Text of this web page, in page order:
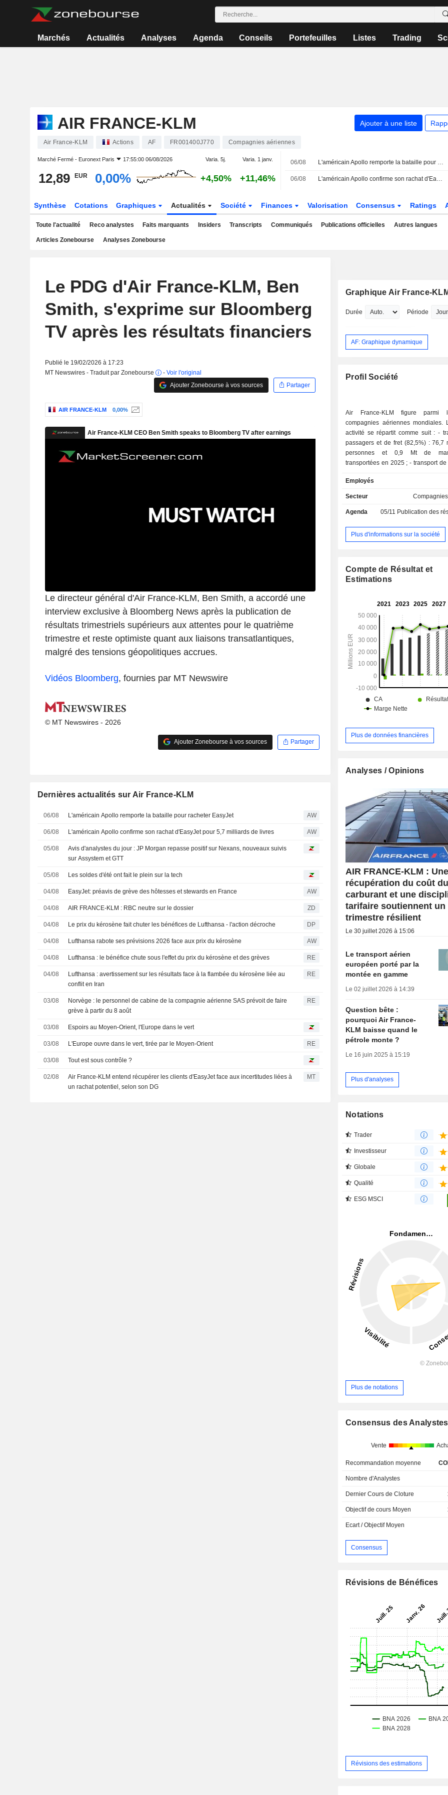
Marchés Actualités Analyses Agenda Conseils Portefeuilles Listes Trading
AIR FRANCE-KLM Ajouter à une liste
Air France-KLM Actions AF FR001400J770 Compagnies aériennes
Marché Fermé - Euronext Paris 17:55:00 06/08/2026 Varia. 5j. Varia. 1 janv.
12,89 EUR 0,00% +4,50% +11,46%
06/08 L'américain Apollo remporte la bataille pour racheter EasyJet
06/08 L'américain Apollo confirme son rachat d'EasyJet pour 5,7 milliards de livres
Synthèse Cotations Graphiques Actualités Société Finances Valorisation Consensus Ratings
Toute l'actualité Reco analystes Faits marquants Insiders Transcripts Communiqués Publications officielles Autres langues
Articles Zonebourse Analyses Zonebourse
Le PDG d'Air France-KLM, Ben
Smith, s'exprime sur Bloomberg
TV après les résultats financiers
Publié le 19/02/2026 à 17:23
MT Newswires - Traduit par Zonebourse
- Voir l'original
Ajouter Zonebourse à vos sources
Partager
AIR FRANCE-KLM 0,00%
Le directeur général d'Air France-KLM, Ben Smith, a accordé une
interview exclusive à Bloomberg News après la publication de
résultats trimestriels supérieurs aux attentes pour le quatrième
trimestre et reste optimiste quant aux liaisons transatlantiques,
malgré des tensions géopolitiques accrues.
Vidéos Bloomberg, fournies par MT Newswire
© MT Newswires - 2026
Ajouter Zonebourse à vos sources Partager
Dernières actualités sur Air France-KLM
06/08 L'américain Apollo remporte la bataille pour racheter EasyJet AW
06/08 L'américain Apollo confirme son rachat d'EasyJet pour 5,7 milliards de livres AW
05/08
Avis d'analystes du jour : JP Morgan repasse positif sur Nexans, nouveaux suivis
sur Assystem et GTT
05/08 Les soldes d'été ont fait le plein sur la tech
04/08 EasyJet: préavis de grève des hôtesses et stewards en France AW
04/08 AIR FRANCE-KLM : RBC neutre sur le dossier ZD
04/08 Le prix du kérosène fait chuter les bénéfices de Lufthansa - l'action décroche DP
04/08 Lufthansa rabote ses prévisions 2026 face aux prix du kérosène AW
04/08 Lufthansa : le bénéfice chute sous l'effet du prix du kérosène et des grèves RE
04/08
Lufthansa : avertissement sur les résultats face à la flambée du kérosène liée au
conflit en Iran
RE
03/08
Norvège : le personnel de cabine de la compagnie aérienne SAS prévoit de faire
grève à partir du 8 août
RE
03/08 Espoirs au Moyen-Orient, l'Europe dans le vert
03/08 L'Europe ouvre dans le vert, tirée par le Moyen-Orient RE
03/08 Tout est sous contrôle ?
02/08
Air France-KLM entend récupérer les clients d'EasyJet face aux incertitudes liées à
un rachat potentiel, selon son DG
MT
Graphique Air France-
Durée Période
AF: Graphique dynamique
Profil Société
Air France-KLM figure parmi
compagnies aériennes mondiales.
activité se répartit comme suit : - transport de
passagers et de fret (82,5%) : 76,7
personnes et 0,9 Mt de
transportées en 2025 ; - transport de passagers
personnes transportées ; - prestations de
maintenance (7%) ; - autres (0,1%). A fin 2025,
(dont 289 détenus en propre et 307
(268), KLM (188) et Transavia (140).
Employés
Secteur
Agenda 05/11 Publication des résultats
Plus d'informations sur la société
Compte de Résultat et
Estimations
Plus de données financières
Analyses / Opinions
AIR FRANCE-KLM :
récupération du coût du
carburant et une
tarifaire soutiennent un
trimestre résilient
Le 30 juillet 2026 à 15:06
Le transport aérien
européen porté par la
montée en gamme
Le 02 juillet 2026 à 14:39
Question bête :
pourquoi Air France-
KLM baisse quand le
pétrole monte ?
Le 16 juin 2025 à 15:19
Plus d'analyses
Notations
Trader
Investisseur
Globale
Qualité
ESG MSCI
Plus de notations
Consensus des Analystes
Vente
Recommandation moyenne
Nombre d'Analystes
Dernier Cours de Cloture
Objectif de cours Moyen
Ecart / Objectif Moyen
Consensus
Révisions de Bénéfices
Révisions des estimations